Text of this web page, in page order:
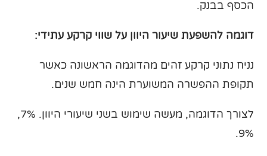
הכסף בבנק.
דוגמה להשפעת שיעור היוון על שווי קרקע עתידי:
נניח נתוני קרקע זהים מהדוגמה הראשונה כאשר
תקופת ההפשרה המשוערת הינה חמש שנים.
לצורך הדוגמה, מעשה שימוש בשני שיעורי היוון. 7%,
9%.